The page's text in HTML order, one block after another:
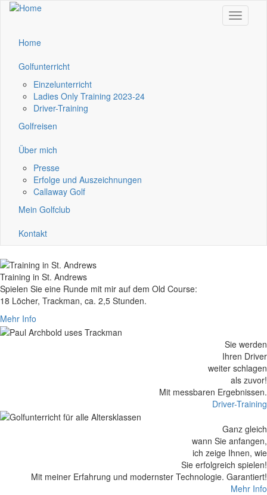
Skip
content
Toggle
Home
Golfunterricht
Einzelunterricht
Ladies Only Training 2023-24
Driver-Training
Golfreisen
Über mich
Presse
Erfolge und Auszeichnungen
Callaway Golf
Mein Golfclub
Kontakt
Training in St. Andrews
Spielen Sie eine Runde mit mir auf dem Old Course:
18 Löcher, Trackman, ca. 2,5 Stunden.
Mehr Info
Sie werden
Ihren Driver
weiter schlagen
als zuvor!
Mit messbaren Ergebnissen.
Driver-Training
Ganz gleich
wann Sie anfangen,
ich zeige Ihnen, wie
Sie erfolgreich spielen!
Mit meiner Erfahrung und modernster Technologie. Garantiert!
Mehr Info